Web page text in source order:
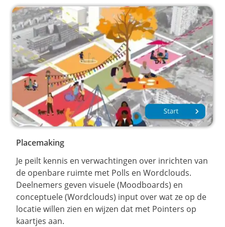
Placemaking
Je peilt kennis en verwachtingen over inrichten van
de openbare ruimte met Polls en Wordclouds.
Deelnemers geven visuele (Moodboards) en
conceptuele (Wordclouds) input over wat ze op de
locatie willen zien en wijzen dat met Pointers op
kaartjes aan.